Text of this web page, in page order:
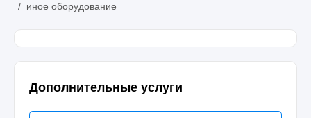
/ иное оборудование
Дополнительные услуги